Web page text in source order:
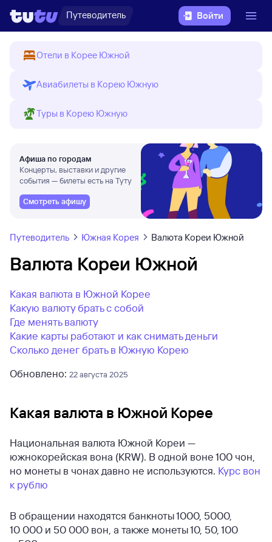
Путеводитель Войти
Отели в Корее Южной
Авиабилеты в Корею Южную
Туры в Корею Южную
Афиша по городам
Концерты, выставки и другие
события — билеты есть на Туту
Смотреть афишу
Путеводитель Южная Корея Валюта Кореи Южной
Валюта Кореи Южной
Какая валюта в Южной Корее
Какую валюту брать с собой
Где менять валюту
Какие карты работают и как снимать деньги
Сколько денег брать в Южную Корею
Обновлено: 22 августа 2025
Какая валюта в Южной Корее
Национальная валюта Южной Кореи —
южнокорейская вона (KRW). В одной воне 100 чон,
но монеты в чонах давно не используются. Курс вон
к рублю
В обращении находятся банкноты 1000, 5000,
10 000 и 50 000 вон, а также монеты 10, 50, 100